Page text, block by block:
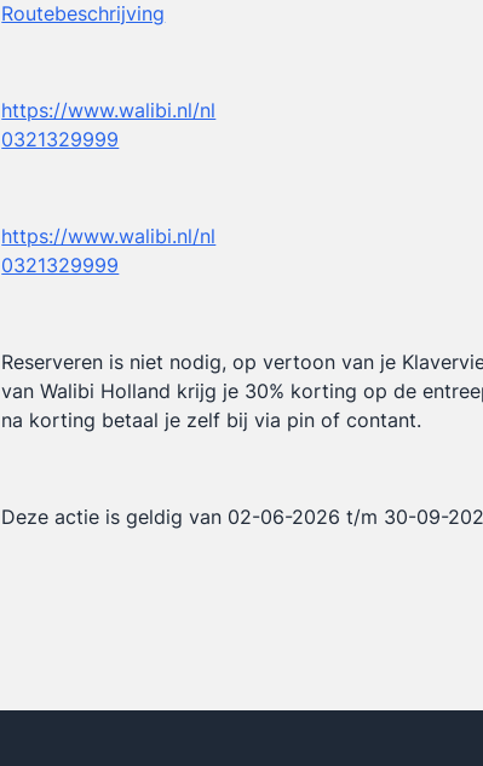
Routebeschrijving
https://www.walibi.nl/nl
0321329999
https://www.walibi.nl/nl
0321329999
Reserveren is niet nodig, op vertoon van je
van Walibi Holland krijg je 30% korting op de
na korting betaal je zelf bij via pin of contant.
Deze actie is geldig van 02-06-2026 t/m 30-09-